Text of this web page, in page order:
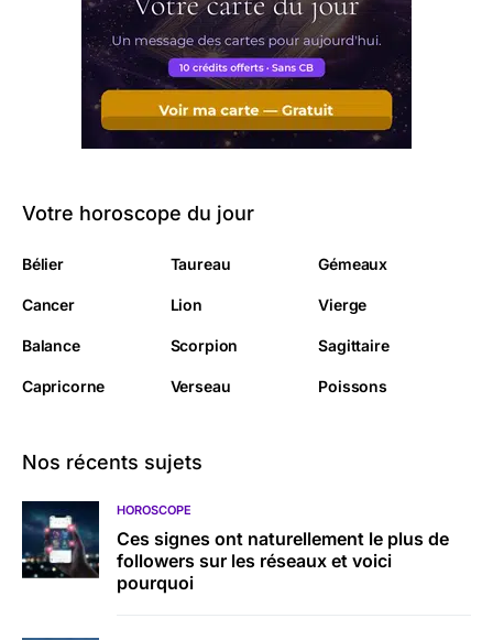
Votre horoscope du jour
Bélier Taureau Gémeaux
Cancer Lion Vierge
Balance Scorpion Sagittaire
Capricorne Verseau Poissons
Nos récents sujets
HOROSCOPE
Ces signes ont naturellement le plus de
followers sur les réseaux et voici
pourquoi